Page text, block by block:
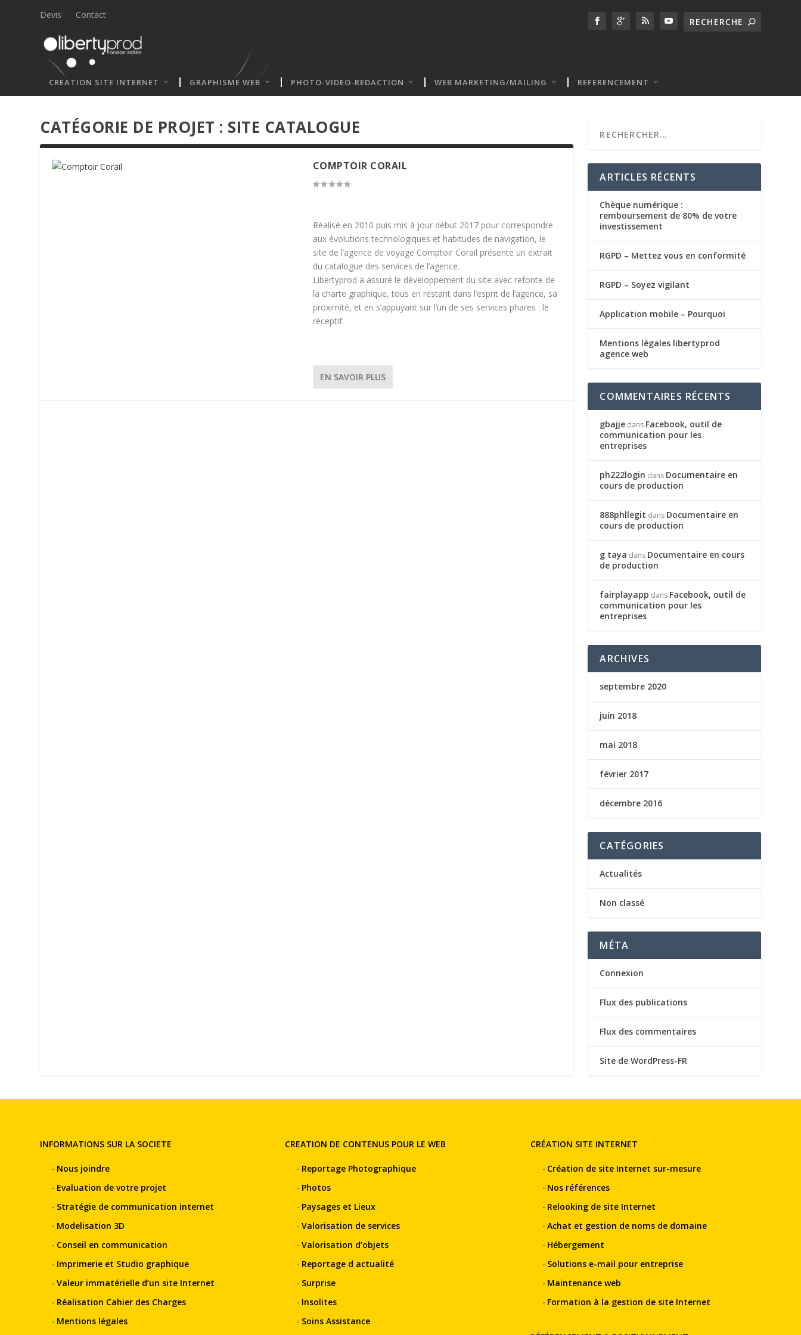
Devis Contact
CREATION SITE INTERNET GRAPHISME WEB PHOTO-VIDEO-REDACTION WEB MARKETING/MAILING REFERENCEMENT
CATÉGORIE DE PROJET : SITE CATALOGUE
COMPTOIR CORAIL
Réalisé en 2010 puis mis à jour début 2017 pour correspondre
aux évolutions technologiques et habitudes de navigation, le
site de l’agence de voyage Comptoir Corail présente un extrait
du catalogue des services de l’agence.
Libertyprod a assuré le développement du site avec refonte de
la charte graphique, tous en restant dans l’esprit de l’agence, sa
proximité, et en s’appuyant sur l’un de ses services phares : le
réceptif.
EN SAVOIR PLUS
ARTICLES RÉCENTS
Chèque numérique :
remboursement de 80% de votre
investissement
RGPD – Mettez vous en conformité
RGPD – Soyez vigilant
Application mobile – Pourquoi
Mentions légales libertyprod
agence web
COMMENTAIRES RÉCENTS
gbajje dans Facebook, outil de
communication pour les
entreprises
ph222login dans Documentaire en
cours de production
888phllegit dans Documentaire en
cours de production
g taya dans Documentaire en cours
de production
fairplayapp dans Facebook, outil de
communication pour les
entreprises
ARCHIVES
septembre 2020
juin 2018
mai 2018
février 2017
décembre 2016
CATÉGORIES
Actualités
Non classé
MÉTA
Connexion
Flux des publications
Flux des commentaires
Site de WordPress-FR
INFORMATIONS SUR LA SOCIETE
Nous joindre
Evaluation de votre projet
Stratégie de communication internet
Modelisation 3D
Conseil en communication
Imprimerie et Studio graphique
Valeur immatérielle d’un site Internet
Réalisation Cahier des Charges
Mentions légales
CREATION DE CONTENUS POUR LE WEB
Reportage Photographique
Photos
Paysages et Lieux
Valorisation de services
Valorisation d’objets
Reportage d actualité
Surprise
Insolites
Soins Assistance
CRÉATION SITE INTERNET
Création de site Internet sur-mesure
Nos références
Relooking de site Internet
Achat et gestion de noms de domaine
Hébergement
Solutions e-mail pour entreprise
Maintenance web
Formation à la gestion de site Internet